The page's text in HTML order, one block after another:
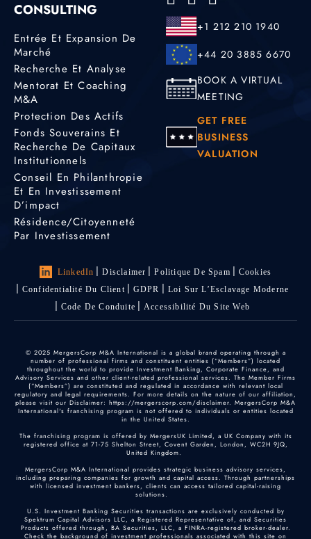
CONSULTING
Entrée Et Expansion De
Marché
Recherche Et Analyse
Mentorat Et Coaching
M&A
Protection Des Actifs
Fonds Souverains Et
Recherche De Capitaux
Institutionnels
Conseil En Philanthropie
Et En Investissement
D’impact
Résidence/citoyenneté
Par Investissement
+1 212 210 1940
+44 20 3885 6670
BOOK A VIRTUAL
MEETING
GET FREE
BUSINESS
VALUATION
LinkedIn Disclaimer Politique De Spam
Cookies
Confidentialité Du Client
GDPR
Loi Sur L’Esclavage Moderne
Code De Conduite
Accessibilité Du Site Web
© 2025 MergersCorp M&A International is a global brand operating through a
number of professional firms and constituent entities (“Members”) located
throughout the world to provide Investment Banking, Corporate Finance, and
Advisory Services and other client-related professional services. The Member Firms
(“Members”) are constituted and regulated in accordance with relevant local
regulatory and legal requirements. For more details on the nature of our affiliation,
please visit our Disclaimer: https://mergerscorp.com/disclaimer. MergersCorp M&A
International's franchising program is not offered to individuals or entities located
in the United States.
The franchising program is offered by MergersUK Limited, a UK Company with its
registered office at 71-75 Shelton Street, Covent Garden, London, WC2H 9JQ,
United Kingdom.
MergersCorp M&A International provides strategic business advisory services,
including preparing companies for growth and capital access. Through partnerships
with licensed investment bankers, clients can access tailored capital-raising
solutions.
U.S. Investment Banking Securities transactions are exclusively conducted by
Spektrum Capital Advisors LLC, a Registered Representative of, and Securities
Products offered through, BA Securities, LLC, a FINRA-registered broker-dealer.
Check the background of investment professionals associated with this site on